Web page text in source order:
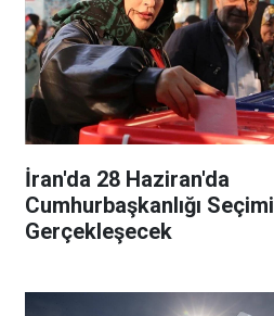
İran'da 28 Haziran'da
Cumhurbaşkanlığı Seçimi
Gerçekleşecek